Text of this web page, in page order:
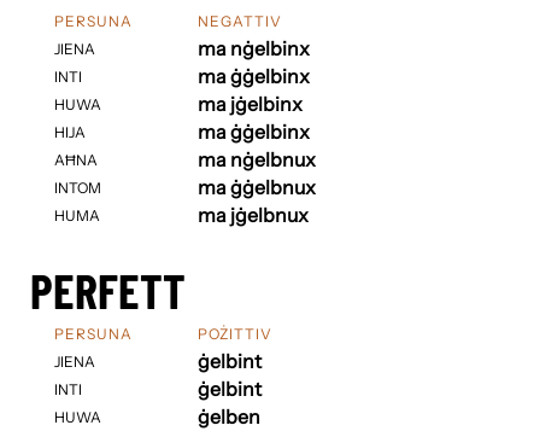
PERSUNA
JIENA
INTI
HUWA
HIJA
AĦNA
INTOM
HUMA
NEGATTIV
ma nġelbinx
ma ġġelbinx
ma jġelbinx
ma ġġelbinx
ma nġelbnux
ma ġġelbnux
ma jġelbnux
PERFETT
PERSUNA
JIENA
INTI
HUWA
POŻITTIV
ġelbint
ġelbint
ġelben